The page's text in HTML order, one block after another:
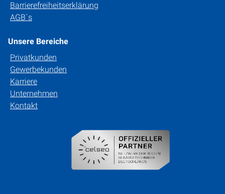
Barrierefreiheitserklärung
AGB´s
Unsere Bereiche
Privatkunden
Gewerbekunden
Karriere
Unternehmen
Kontakt